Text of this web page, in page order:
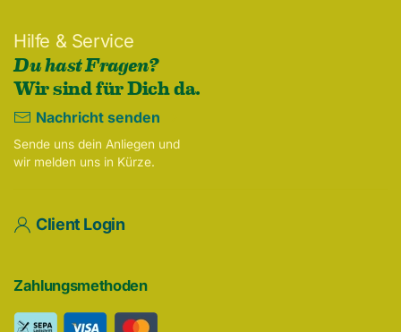
Hilfe & Service
Du hast Fragen?
Wir sind für Dich da.
Nachricht senden
Sende uns dein Anliegen und
wir melden uns in Kürze.
Client Login
Zahlungsmethoden